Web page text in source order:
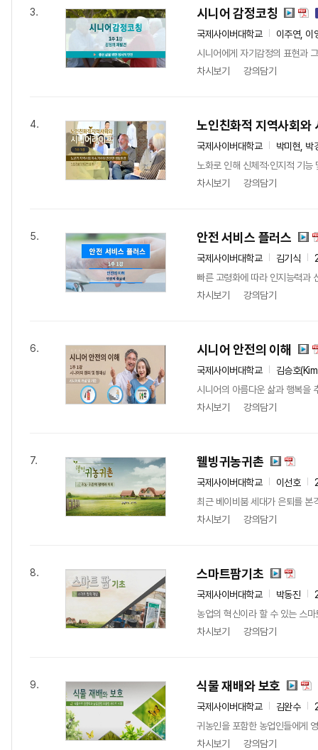
3. 시니어 감정코칭
국제사이버대학교
이주연, 이
시니어에게 자기감정의 표현과
차시보기
강의담기
4. 노인친화적 지역사회와
국제사이버대학교
박미현, 박
노화로 인해 신체적·인지적 기
차시보기
강의담기
5. 안전 서비스 플러스
국제사이버대학교 김기식
빠른 고령화에 따라 인지능력과
차시보기
강의담기
6. 시니어 안전의 이해
국제사이버대학교
김승호
시니어의 아름다운 삶과 행복을
차시보기
강의담기
7. 웰빙귀농귀촌
국제사이버대학교 이선호
최근 베이비붐 세대가 은퇴를 본
차시보기
강의담기
8. 스마트팜기초
국제사이버대학교 박동진
농업의 혁신이라 할 수 있는 스
차시보기
강의담기
9. 식물 재배와 보호
국제사이버대학교 김완수
귀농인을 포함한 농업인들에게
차시보기
강의담기